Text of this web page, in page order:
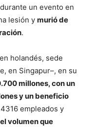
un evento en
lesión y murió de
.
holandés, sede
en Singapur–, en su
millones, con un
y un beneficio
empleados y
volumen que